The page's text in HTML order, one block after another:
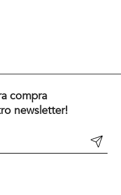
compra
newsletter!